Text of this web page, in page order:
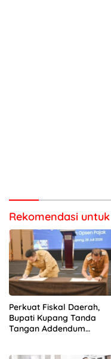
Rekomendasi
Perkuat Fiskal Daerah,
Bupati Kupang Tanda
Tangan Addendum